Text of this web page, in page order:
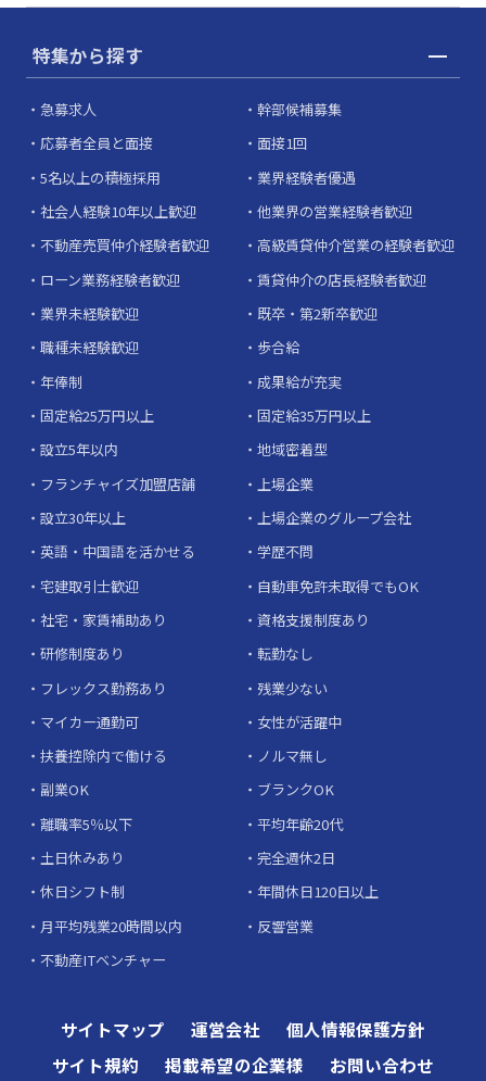
特集から探す
急募求人
幹部候補募集
応募者全員と面接
面接1回
5名以上の積極採用
業界経験者優遇
社会人経験10年以上歓迎
他業界の営業経験者歓迎
不動産売買仲介経験者歓迎
高級賃貸仲介営業の経験者歓迎
ローン業務経験者歓迎
賃貸仲介の店長経験者歓迎
業界未経験歓迎
既卒・第2新卒歓迎
職種未経験歓迎
歩合給
年俸制
成果給が充実
固定給25万円以上
固定給35万円以上
設立5年以内
地域密着型
フランチャイズ加盟店舗
上場企業
設立30年以上
上場企業のグループ会社
英語・中国語を活かせる
学歴不問
宅建取引士歓迎
自動車免許未取得でもOK
社宅・家賃補助あり
資格支援制度あり
研修制度あり
転勤なし
フレックス勤務あり
残業少ない
マイカー通勤可
女性が活躍中
扶養控除内で働ける
ノルマ無し
副業OK
ブランクOK
離職率5％以下
平均年齢20代
土日休みあり
完全週休2日
休日シフト制
年間休日120日以上
月平均残業20時間以内
反響営業
不動産ITベンチャー
サイトマップ 運営会社
個人情報保護方針
サイト規約
掲載希望の企業様 お問い合わせ